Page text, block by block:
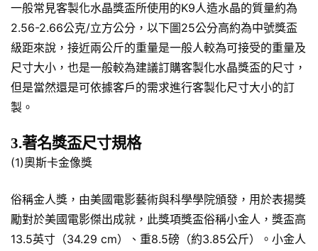
一般常見客製化水晶獎盃所使用的K9人造水晶的質量約為
2.56-2.66公克/立方公分，以下圖25公分高約為中號獎盃
級距來說，接近兩公斤的重量是一般人較為可接受的重量及
尺寸大小，也是一般較為建議訂購客製化水晶獎盃的尺寸，
但是當然還是可依據客戶的需求進行客製化尺寸大小的訂
製。
3.著名獎盃尺寸規格
(1)奧斯卡金像獎
俗稱金人獎，由美國電影藝術與科學學院頒發，用於表揚獎
勵對於美國電影傑出成就，此獎項獎盃俗稱小金人，獎盃高
13.5英寸（34.29 cm）、重8.5磅（約3.85公斤）。小金人